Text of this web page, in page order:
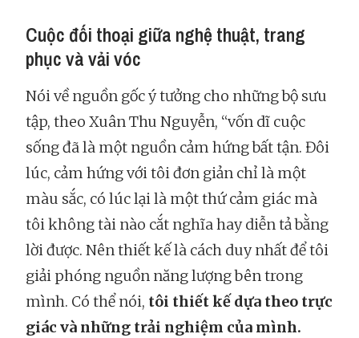
Cuộc đối thoại giữa nghệ thuật, trang
phục và vải vóc
Nói về nguồn gốc ý tưởng cho những bộ sưu
tập, theo Xuân Thu Nguyễn, “vốn dĩ cuộc
sống đã là một nguồn cảm hứng bất tận. Đôi
lúc, cảm hứng với tôi đơn giản chỉ là một
màu sắc, có lúc lại là một thứ cảm giác mà
tôi không tài nào cắt nghĩa hay diễn tả bằng
lời được. Nên thiết kế là cách duy nhất để tôi
giải phóng nguồn năng lượng bên trong
mình. Có thể nói, tôi thiết kế dựa theo trực
giác và những trải nghiệm của mình.